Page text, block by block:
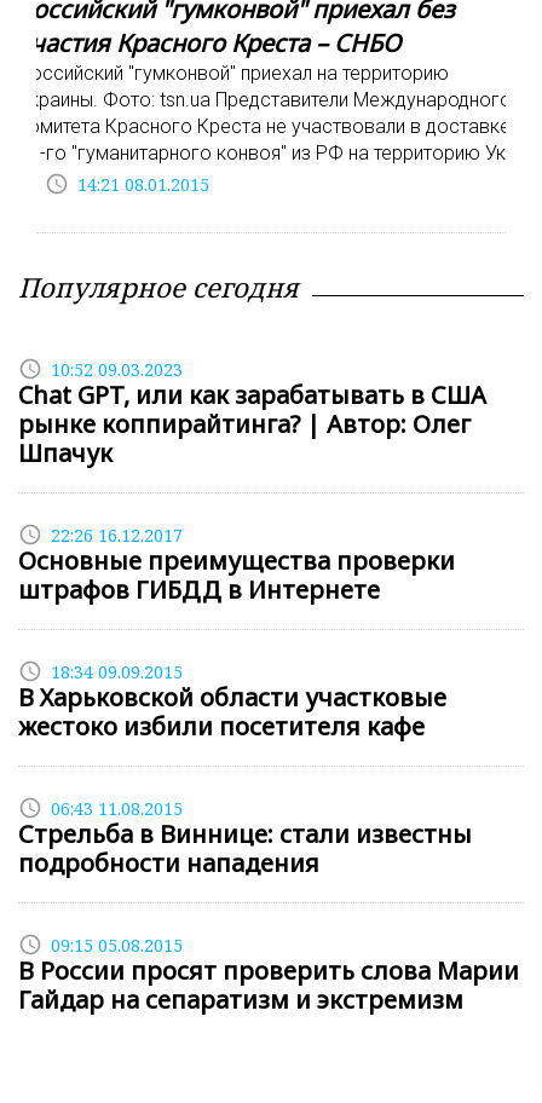
Российский "гумконвой" приехал без
участия Красного Креста – СНБО
Российский "гумконвой" приехал на территорию
Украины. Фото: tsn.ua Представители Международного
комитета Красного Креста не участвовали в доставке
11-го "гуманитарного конвоя" из РФ на территорию Ук
access_time 14:21 08.01.2015
Популярное сегодня
access_time 10:52 09.03.2023
Chat GPT, или как зарабатывать в США
рынке коппирайтинга? | Автор: Олег
Шпачук
access_time 22:26 16.12.2017
Основные преимущества проверки
штрафов ГИБДД в Интернете
access_time 18:34 09.09.2015
В Харьковской области участковые
жестоко избили посетителя кафе
access_time 06:43 11.08.2015
Стрельба в Виннице: стали известны
подробности нападения
access_time 09:15 05.08.2015
В России просят проверить слова Марии
Гайдар на сепаратизм и экстремизм